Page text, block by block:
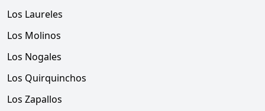
Los Laureles
Los Molinos
Los Nogales
Los Quirquinchos
Los Zapallos